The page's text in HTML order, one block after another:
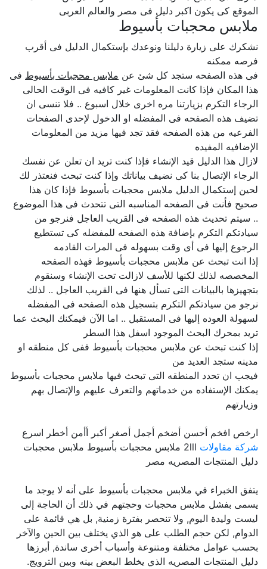
الموقع كى يكون اكبر دليل فى مصر والعالم العربى
ملابس محجبات بأسيوط
نشكرك على زيارة دليلنا ونوعدك بإستكمال الدليل فى أقرب
فرصه ممكنه
فى هذه الصفحه ستجد كل شئ عنملابس محجبات بأسيوطفى
هذا المكان فإذا كانت المعلومات غير كافيه فى الوقت الحالى
الرجاء التكرم بزيارتنا مره اخرى خلال اسبوع .. فلا تنسى ان
تضيف هذه الصفحه فى المفضله او الدخول لإحدى الصفحات
الفرعيه من هذه الصفحه فقد تجد فيها مزيد من المعلومات
الإضافيه المفيده
لازال هذا الدليل قيد الإنشاء فإذا كنت تريد ان تعلن عن نفسك
الرجاء الإتصال بنا كى نضيف بياناتك وإذا كنت تبحث فنعتذر لك
لحين إستكمال الدليل ملابس محجبات بأسيوط فإذا كان هذا
صحيح فأنت فى الصفحه المناسبه التى تتحدث فى هذا الموضوع
.. سيتم تحديث هذه الصفحه فى القريب العاجل فنرجو من
سيادتكم التكرم بإضافة هذه الصفحه للمفضله كى تستطيع
الرجوع إليها فى أى وقت بسهوله فى المرات القادمه
إذا انت تبحث عن ملابس محجبات بأسيوط فهذه الصفحه
المخصصه لذلك لكنها للأسف لازالت تحت الإنشاء وسنقوم
بتجهيزها بالبيانات التى تسأل هنها فى القريب العاجل .. لذلك
نرجو من سيادتكم التكرم بتسجيل هذه الصفحه فى المفضله
لسهولة العوده إليها فى المستقبل .. اما الآن فيمكنك البحث عما
تريد بمحرك البحث الموجود اسفل هذا السطر
إذا كنت تبحث عن ملابس محجبات بأسيوط ففى كل منطقه او
مدينه ستجد العديد من
فيجب ان تحدد المنطقه التى تبحث فيها ملابس محجبات بأسيوط
يمكنك الإستفاده من خدماتهم والتعرف عليهم والإتصال بهم
وزيارتهم
ارخص افخم أحسن أضخم أجمل أصغر أكبر أأمن أخطر اسرع
شركة مقاولات
2lll ملابس محجبات بأسيوط ملابس محجبات
دليل المنتجات المصريه مصر
يتفق الخبراء في ملابس محجبات بأسيوط على أنه لا يوجد ما
يسمى بفشل ملابس محجبات وحجتهم في ذلك أن الحاجة إلى
ليست وليدة اليوم, ولا تنحصر بفترة زمنية, بل هي قائمة على
الدوام, لكن حجم الطلب على هو الذي يختلف بين الحين والآخر
بحسب عوامل مختلفة ومتنوعة وأسباب أخرى ساندة, أبرزها
دليل المنتجات المصريه الذي يخلط البعض بينه وبين الترويج.